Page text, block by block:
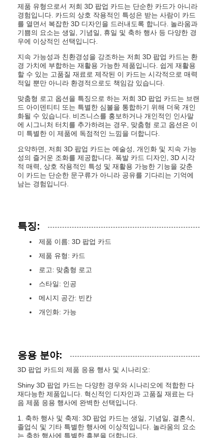
제품 유형으로서 저희 3D 팝업 카드는 단순한 카드가 아니라
경험입니다. 카드의 상호 작용적인 특성은 받는 사람이 카드
를 열면서 복잡한 3D 디자인을 드러내도록 합니다. 놀라움과
기쁨의 요소는 생일, 기념일, 휴일 및 축하 행사 등 다양한 경
우에 이상적인 선택입니다.
지속 가능성과 친환경성을 강조하는 저희 3D 팝업 카드는 환
경 가치에 부합하는 재활용 가능한 제품입니다. 쉽게 재활용
할 수 있는 고품질 재료로 제작된 이 카드는 시각적으로 매력
적일 뿐만 아니라 환경적으로도 책임감 있습니다.
맞춤형 로고 옵션을 특징으로 하는 저희 3D 팝업 카드는 브랜
드 아이덴티티 또는 특별한 심볼을 통합하기 위해 더욱 개인
화될 수 있습니다. 비즈니스를 홍보하거나 개인적인 인사말
에 시그니처 터치를 추가하려는 경우, 맞춤형 로고 옵션은 이
미 특별한 이 제품에 독점적인 느낌을 더합니다.
요약하면, 저희 3D 팝업 카드는 예술성, 개인화 및 지속 가능
성의 즐거운 조화를 제공합니다. 폭발 카드 디자인, 3D 시각
적 매력, 상호 작용적인 특성 및 재활용 가능한 기능을 갖춘
이 카드는 단순한 문구류가 아니라 공유를 기다리는 기억에
남는 경험입니다.
특징:
제품 이름: 3D 팝업 카드
제품 유형: 카드
로고: 맞춤형 로고
스타일: 인공
메시지 공간: 빈칸
개인화: 가능
응용 분야:
3D 팝업 카드의 제품 응용 행사 및 시나리오:
Shiny 3D 팝업 카드는 다양한 경우와 시나리오에 적합한 다
재다능한 제품입니다. 혁신적인 디자인과 고품질 재료는 다
음 제품 응용 행사에 완벽한 선택입니다.
1. 축하 행사 및 축제: 3D 팝업 카드는 생일, 기념일, 결혼식,
졸업식 및 기타 특별한 행사에 이상적입니다. 놀라움의 요소
는 축하 행사에 특별한 흥분을 더합니다.